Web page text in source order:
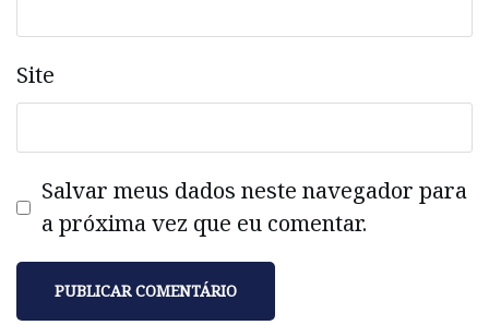
Site
Salvar meus dados neste navegador para
a próxima vez que eu comentar.